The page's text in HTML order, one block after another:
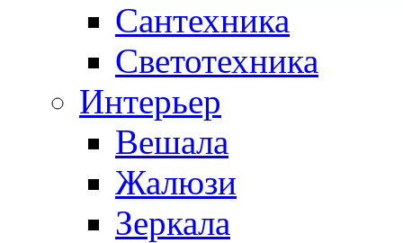
Сантехника
Светотехника
Интерьер
Вешала
Жалюзи
Зеркала